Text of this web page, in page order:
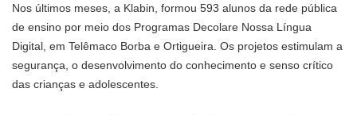
Nos últimos meses, a Klabin, formou 593 alunos da rede pública
de ensino por meio dos Programas Decolare Nossa Língua
Digital, em Telêmaco Borba e Ortigueira. Os projetos estimulam a
segurança, o desenvolvimento do conhecimento e senso crítico
das crianças e adolescentes.